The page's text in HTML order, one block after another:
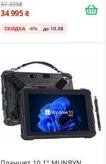
Platinum
37 395
34 995
СКИДКА -6% до 10.08